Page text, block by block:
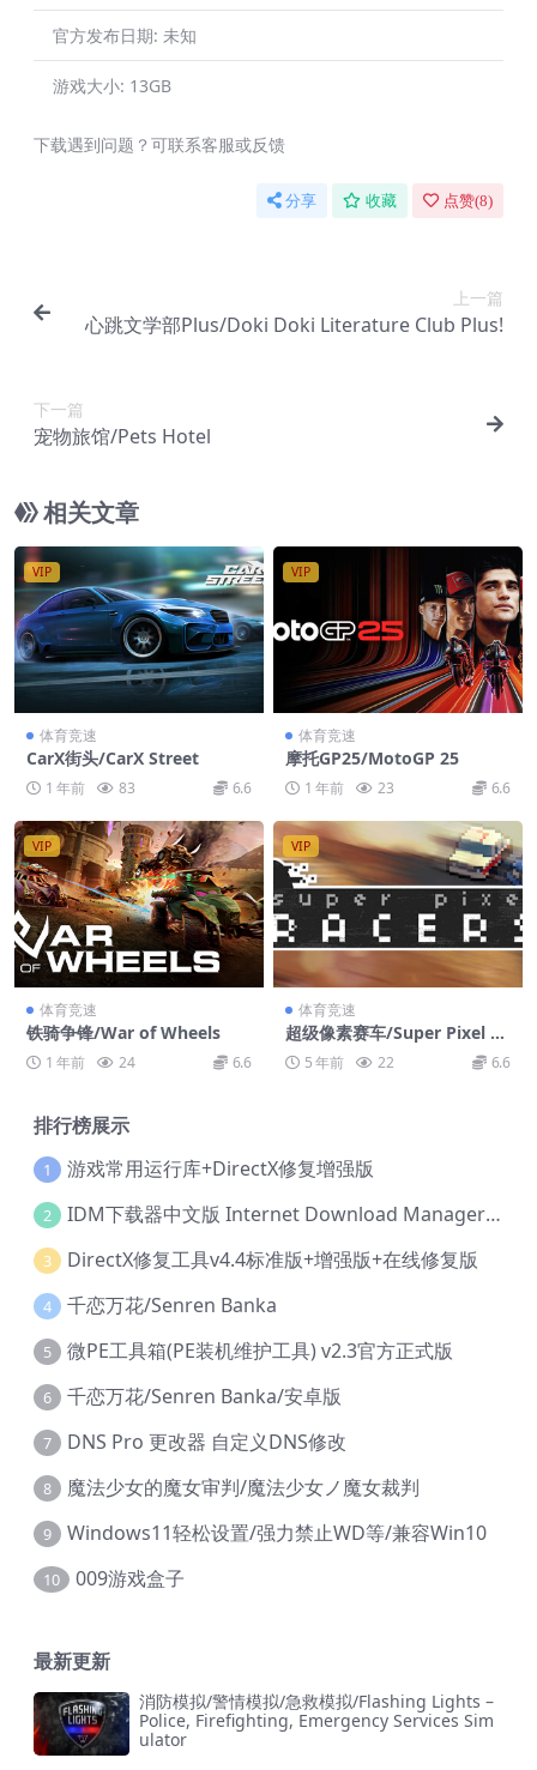
官方发布日期: 未知
游戏大小: 13GB
下载遇到问题？可联系客服或反馈
分享 收藏 点赞(8)
上一篇
心跳文学部Plus/Doki Doki Literature Club Plus!
下一篇
宠物旅馆/Pets Hotel
相关文章
VIP
体育竞速
CarX街头/CarX Street
1 年前 83 6.6
VIP
体育竞速
摩托GP25/MotoGP 25
1 年前 23 6.6
VIP
体育竞速
铁骑争锋/War of Wheels
1 年前 24 6.6
VIP
体育竞速
超级像素赛车/Super Pixel Ra
cers5 年前 22 6.6
排行榜展示
1 游戏常用运行库+DirectX修复增强版
2 IDM下载器中文版 Internet Download Manager v6.42.36 IDM
3 DirectX修复工具v4.4标准版+增强版+在线修复版
4 千恋万花/Senren Banka
5 微PE工具箱(PE装机维护工具) v2.3官方正式版
6 千恋万花/Senren Banka/安卓版
7 DNS Pro 更改器 自定义DNS修改
8 魔法少女的魔女审判/魔法少女ノ魔女裁判
9 Windows11轻松设置/强力禁止WD等/兼容Win10
10 009游戏盒子
最新更新
消防模拟/警情模拟/急救模拟/Flashing Lights –
Police, Firefighting, Emergency Services Sim
ulator